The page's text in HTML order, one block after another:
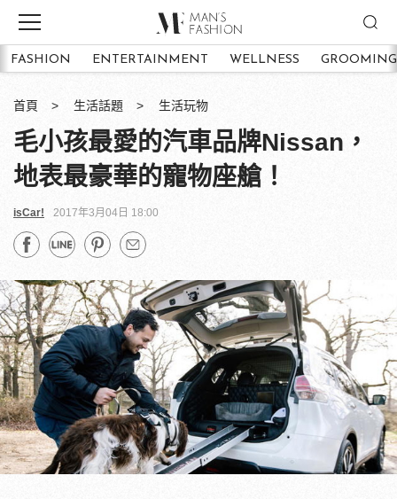
FASHION ENTERTAINMENT WELLNESS GROOMING
首頁 生活話題 生活玩物
毛小孩最愛的汽車品牌Nissan，
地表最豪華的寵物座艙！
isCar! 2017年3月04日 18:00